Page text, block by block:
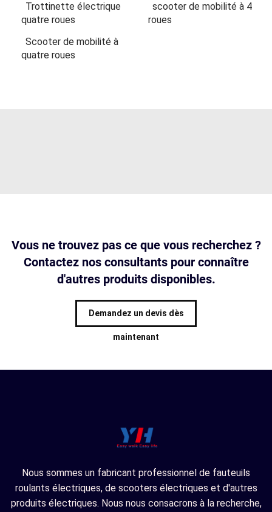
Trottinette électrique
quatre roues
scooter de mobilité à 4
roues
Scooter de mobilité à
quatre roues
Vous ne trouvez pas ce que vous recherchez ?
Contactez nos consultants pour connaître
d'autres produits disponibles.
Demandez un devis dès
maintenant
Nous sommes un fabricant professionnel de fauteuils
roulants électriques, de scooters électriques et d'autres
produits électriques. Nous nous consacrons à la recherche,